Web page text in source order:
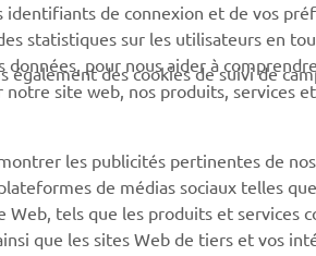
de connexion et de vos
statistiques sur les utilisateurs en
pour nous aider à
site web, nos produits, services
des cookies de suivi de
les publicités pertinentes de
de médias sociaux telles
tels que les produits et services
que les sites Web de tiers et vos